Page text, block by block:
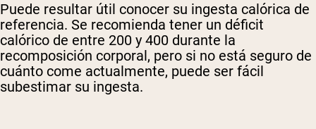
Puede resultar útil conocer su ingesta calórica de
referencia. Se recomienda tener un déficit
calórico de entre 200 y 400 durante la
recomposición corporal, pero si no está seguro de
cuánto come actualmente, puede ser fácil
subestimar su ingesta.